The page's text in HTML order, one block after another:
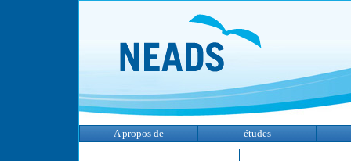
A propos de études